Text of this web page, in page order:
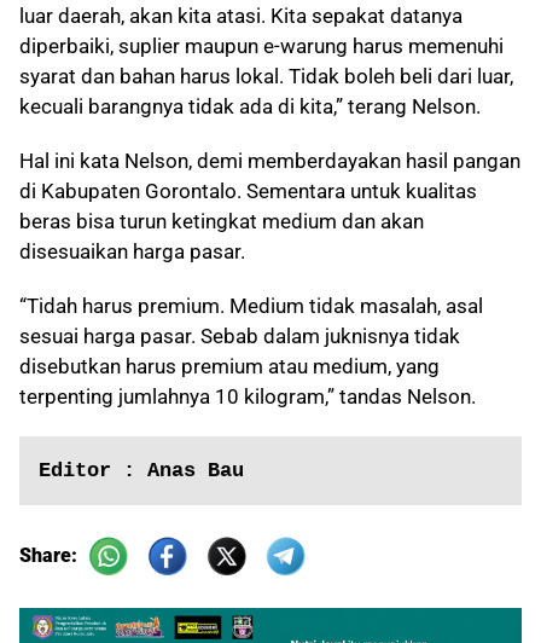
luar daerah, akan kita atasi. Kita sepakat datanya
diperbaiki, suplier maupun e-warung harus memenuhi
syarat dan bahan harus lokal. Tidak boleh beli dari luar,
kecuali barangnya tidak ada di kita,” terang Nelson.
Hal ini kata Nelson, demi memberdayakan hasil pangan
di Kabupaten Gorontalo. Sementara untuk kualitas
beras bisa turun ketingkat medium dan akan
disesuaikan harga pasar.
“Tidah harus premium. Medium tidak masalah, asal
sesuai harga pasar. Sebab dalam juknisnya tidak
disebutkan harus premium atau medium, yang
terpenting jumlahnya 10 kilogram,” tandas Nelson.
Editor : Anas Bau
Share: